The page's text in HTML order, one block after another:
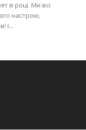
в році. Ми всі
настрою,
І...